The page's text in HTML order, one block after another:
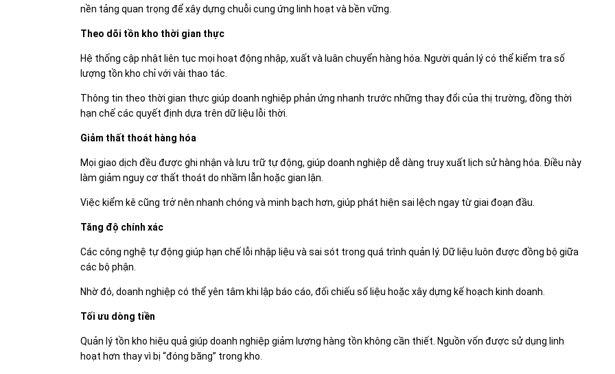
nền tảng quan trọng để xây dựng chuỗi cung ứng linh hoạt và bền vững.
Theo dõi tồn kho thời gian thực
Hệ thống cập nhật liên tục mọi hoạt động nhập, xuất và luân chuyển hàng hóa. Người quản lý có thể kiểm tra số
lượng tồn kho chỉ với vài thao tác.
Thông tin theo thời gian thực giúp doanh nghiệp phản ứng nhanh trước những thay đổi của thị trường, đồng thời
hạn chế các quyết định dựa trên dữ liệu lỗi thời.
Giảm thất thoát hàng hóa
Mọi giao dịch đều được ghi nhận và lưu trữ tự động, giúp doanh nghiệp dễ dàng truy xuất lịch sử hàng hóa. Điều này
làm giảm nguy cơ thất thoát do nhầm lẫn hoặc gian lận.
Việc kiểm kê cũng trở nên nhanh chóng và minh bạch hơn, giúp phát hiện sai lệch ngay từ giai đoạn đầu.
Tăng độ chính xác
Các công nghệ tự động giúp hạn chế lỗi nhập liệu và sai sót trong quá trình quản lý. Dữ liệu luôn được đồng bộ giữa
các bộ phận.
Nhờ đó, doanh nghiệp có thể yên tâm khi lập báo cáo, đối chiếu số liệu hoặc xây dựng kế hoạch kinh doanh.
Tối ưu dòng tiền
Quản lý tồn kho hiệu quả giúp doanh nghiệp giảm lượng hàng tồn không cần thiết. Nguồn vốn được sử dụng linh
hoạt hơn thay vì bị “đóng băng” trong kho.